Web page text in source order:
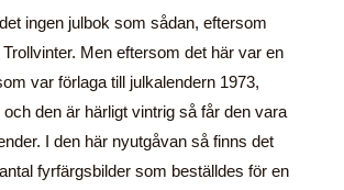
ingen julbok som sådan, eftersom
Trollvinter. Men eftersom det här var en
var förlaga till julkalendern 1973,
och den är härligt vintrig så får den vara
I den här nyutgåvan så finns det
fyrfärgsbilder som beställdes för en